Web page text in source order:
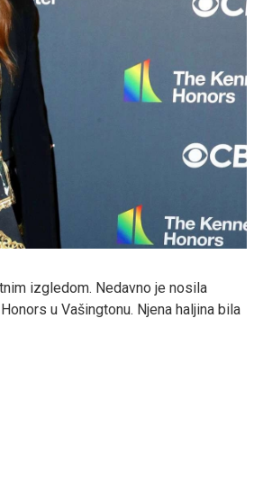
izgledom. Nedavno je nosila
u Vašingtonu. Njena haljina bila